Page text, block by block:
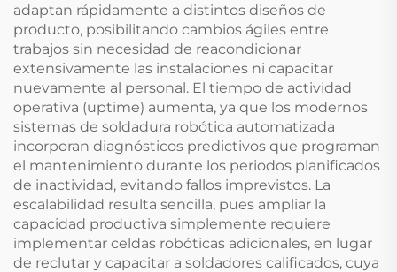
adaptan rápidamente a distintos diseños de
producto, posibilitando cambios ágiles entre
trabajos sin necesidad de reacondicionar
extensivamente las instalaciones ni capacitar
nuevamente al personal. El tiempo de actividad
operativa (uptime) aumenta, ya que los modernos
sistemas de soldadura robótica automatizada
incorporan diagnósticos predictivos que programan
el mantenimiento durante los periodos planificados
de inactividad, evitando fallos imprevistos. La
escalabilidad resulta sencilla, pues ampliar la
capacidad productiva simplemente requiere
implementar celdas robóticas adicionales, en lugar
de reclutar y capacitar a soldadores calificados, cuya